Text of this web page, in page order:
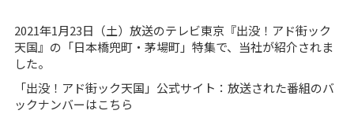
2021年1月23日（土）放送のテレビ東京『出没！アド街ック
天国』の「日本橋兜町・茅場町」特集で、当社が紹介されま
した。
「出没！アド街ック天国」公式サイト：放送された番組のバ
ックナンバーはこちら